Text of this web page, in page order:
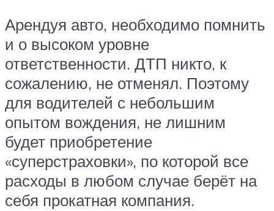
Арендуя авто, необходимо помнить
и о высоком уровне
ответственности. ДТП никто, к
сожалению, не отменял. Поэтому
для водителей с небольшим
опытом вождения, не лишним
будет приобретение
«суперстраховки», по которой все
расходы в любом случае берёт на
себя прокатная компания.